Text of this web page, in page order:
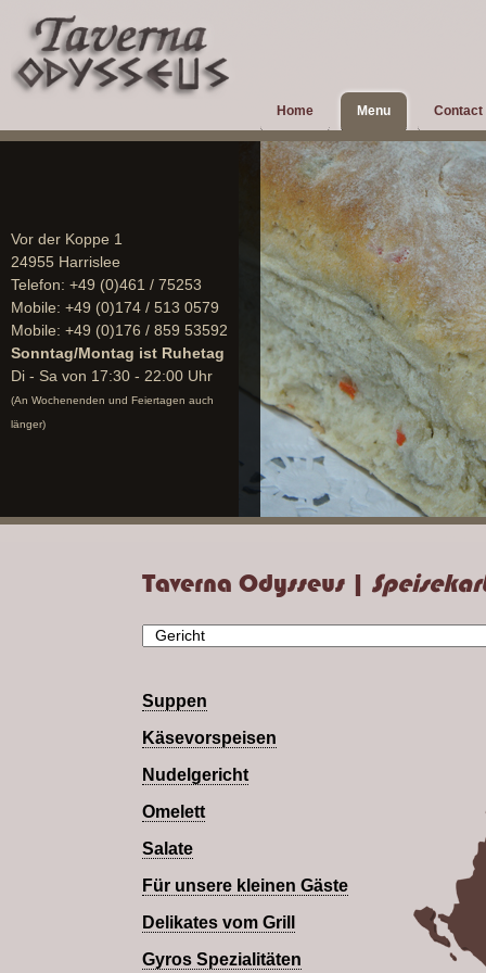
Home Menu Contact
Vor der Koppe 1
24955 Harrislee
Telefon: +49 (0)461 / 75253
Mobile: +49 (0)174 / 513 0579
Mobile: +49 (0)176 / 859 53592
Sonntag/Montag ist Ruhetag
Di - Sa von 17:30 - 22:00 Uhr
(An Wochenenden und Feiertagen auch
länger)
Taverna Odysseus |
Suppen
Käsevorspeisen
Nudelgericht
Omelett
Salate
Für unsere kleinen Gäste
Delikates vom Grill
Gyros Spezialitäten